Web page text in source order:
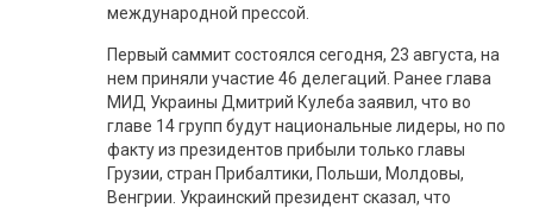
международной прессой.
Первый саммит состоялся сегодня, 23 августа, на
нем приняли участие 46 делегаций. Ранее глава
МИД Украины Дмитрий Кулеба заявил, что во
главе 14 групп будут национальные лидеры, но по
факту из президентов прибыли только главы
Грузии, стран Прибалтики, Польши, Молдовы,
Венгрии. Украинский президент сказал, что